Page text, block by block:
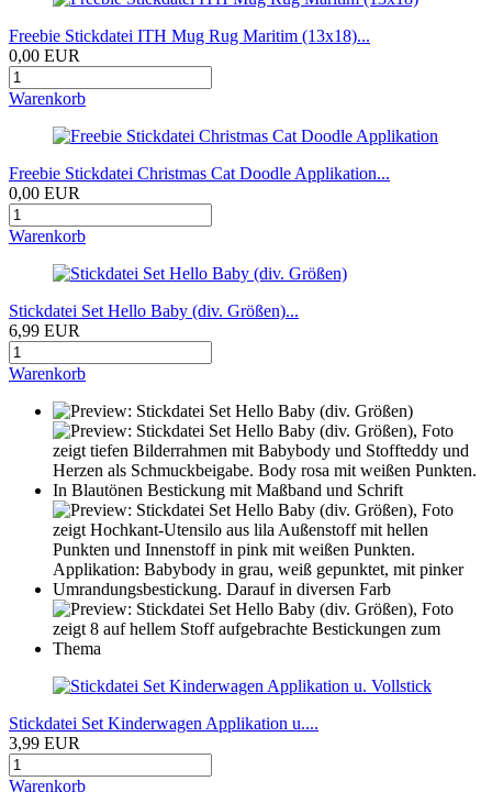
Freebie Stickdatei ITH Mug Rug Maritim (13x18)...
0,00 EUR
Warenkorb
Freebie Stickdatei Christmas Cat Doodle Applikation...
0,00 EUR
Warenkorb
Stickdatei Set Hello Baby (div. Größen)...
6,99 EUR
Warenkorb
Stickdatei Set Kinderwagen Applikation u....
3,99 EUR
Warenkorb